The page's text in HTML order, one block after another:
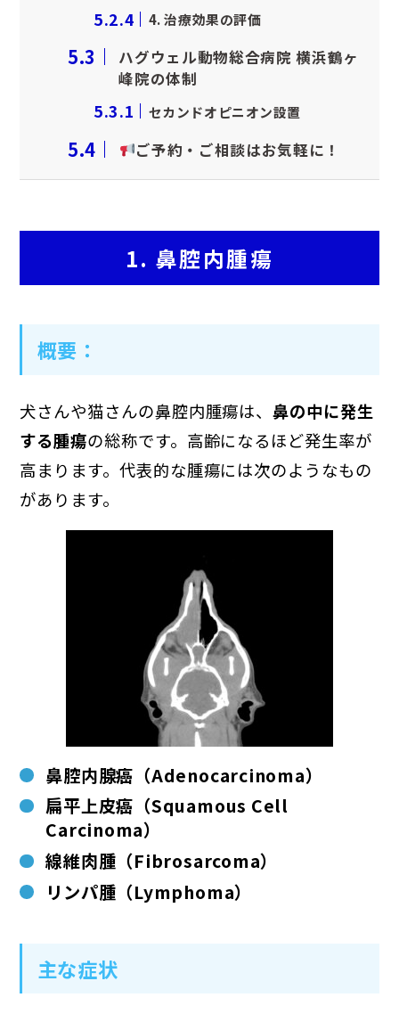
5.2.4 4. 治療効果の評価
5.3
ハグウェル動物総合病院 横浜鶴ヶ
峰院の体制
5.3.1 セカンドオピニオン設置
5.4 ご予約・ご相談はお気軽に！
1. 鼻腔内腫瘍
概要 ：
犬さんや猫さんの鼻腔内腫瘍は、鼻の中に発生
する腫瘍の総称です。高齢になるほど発生率が
高まります。代表的な腫瘍には次のようなもの
があります。
鼻腔内腺癌（Adenocarcinoma）
扁平上皮癌（Squamous Cell
Carcinoma）
線維肉腫（Fibrosarcoma）
リンパ腫（Lymphoma）
主な症状